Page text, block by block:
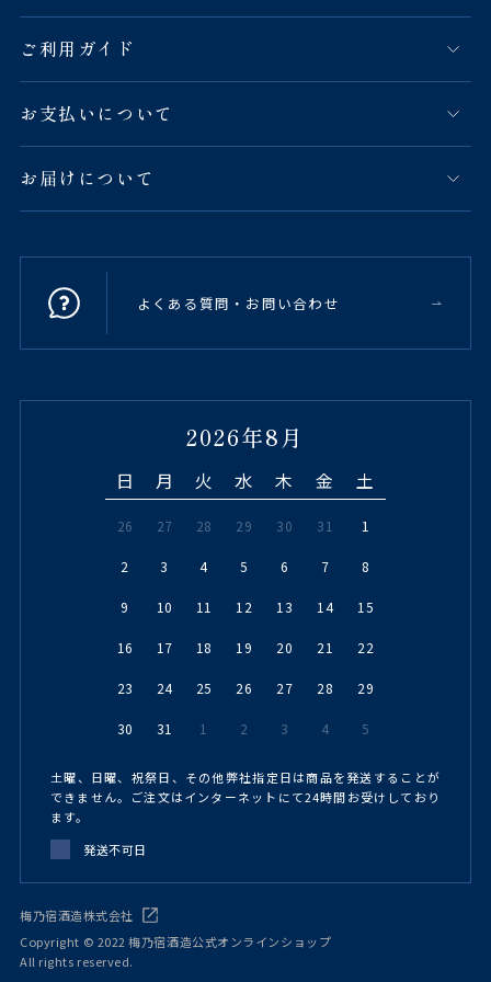
ご利用ガイド
お支払いについて
お届けについて
よくある質問・お問い合わせ
2026年8月
日 月 火 水 木 金 土
26 27 28 29 30 31 1
2 3 4 5 6 7 8
9 10 11 12 13 14 15
16 17 18 19 20 21 22
23 24 25 26 27 28 29
30 31 1 2 3 4 5
土曜、日曜、祝祭日、その他弊社指定日は商品を発送することが
できません。ご注文はインターネットにて24時間お受けしており
ます。
発送不可日
梅乃宿酒造株式会社
Copyright © 2022 梅乃宿酒造公式オンラインショップ
All rights reserved.